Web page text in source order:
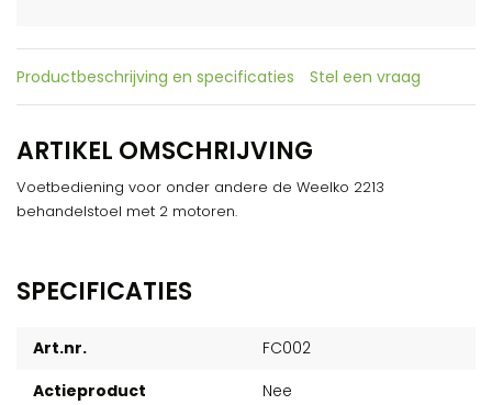
Productbeschrijving en specificaties Stel een vraag
ARTIKEL OMSCHRIJVING
Voetbediening voor onder andere de Weelko 2213
behandelstoel met 2 motoren.
SPECIFICATIES
Art.nr.
FC002
Actieproduct
Nee